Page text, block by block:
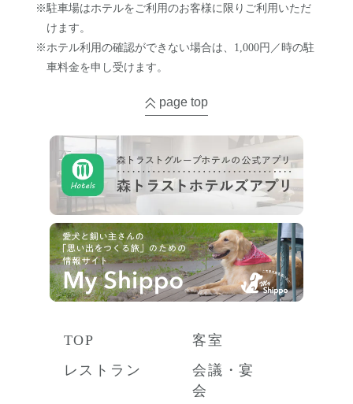
※駐車場はホテルをご利用のお客様に限りご利用いただ
けます。
※ホテル利用の確認ができない場合は、1,000円／時の駐
車料金を申し受けます。
page top
TOP
客室
レストラン
会議・宴
会